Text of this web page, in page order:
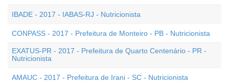
IBADE - 2017 - IABAS-RJ - Nutricionista
CONPASS - 2017 - Prefeitura de Monteiro - PB - Nutricionista
EXATUS-PR - 2017 - Prefeitura de Quarto Centenário - PR -
Nutricionista
AMAUC - 2017 - Prefeitura de Irani - SC - Nutricionista